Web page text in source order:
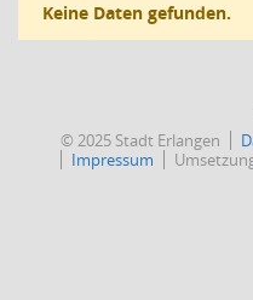
Keine Daten gefunden.
© 2025 Stadt Erlangen
Impressum